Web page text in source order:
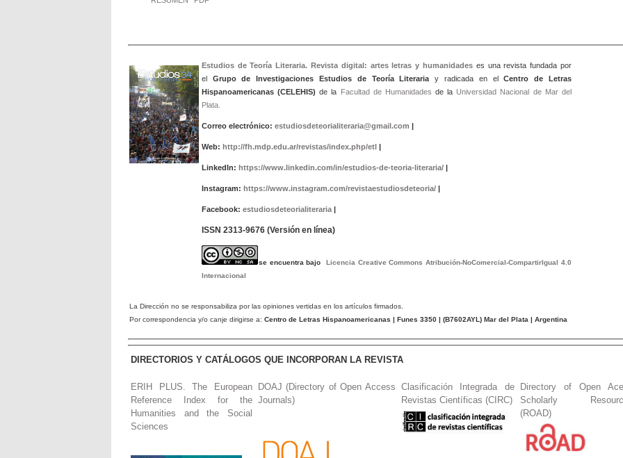
Estudios de Teoría Literaria. Revista digital: artes letras y humanidadeses una revista fundada por
el Grupo de Investigaciones Estudios de Teoría Literariay radicada en elCentro de Letras
Hispanoamericanas (CELEHIS) de la Facultad de Humanidades de la Universidad Nacional de Mar del
Plata.
Correo electrónico: estudiosdeteorialiteraria@gmail.com |
Web: http://fh.mdp.edu.ar/revistas/index.php/etl|
LinkedIn: https://www.linkedin.com/in/estudios-de-teoria-literaria/|
Instagram: https://www.instagram.com/revistaestudiosdeteoria/|
Facebook: estudiosdeteorialiteraria|
ISSN 2313-9676 (Versión en línea)
se encuentra bajo Licencia Creative Commons Atribución-NoComercial-CompartirIgual 4.0
Internacional
La Dirección no se responsabiliza por las opiniones vertidas en los artículos firmados.
Por correspondencia y/o canje dirigirse a: Centro de Letras Hispanoamericanas | Funes 3350 | (B7602AYL ) Mar del Plata | Argentina
DIRECTORIOS Y CATÁLOGOS QUE INCORPORAN LA REVISTA
ERIH PLUS. The European
Reference Index for the
Humanities and the Social
Sciences
DOAJ (Directory of Open Access
Journals)
Clasificación Integrada de
Revistas Científicas (CIRC)
Directory of Open
Scholarly
(ROAD)